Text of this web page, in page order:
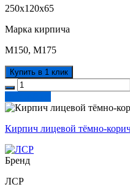
250х120х65
Марка кирпича
М150, М175
Купить в 1 клик
Кирпич лицевой тёмно-
Бренд
ЛСР